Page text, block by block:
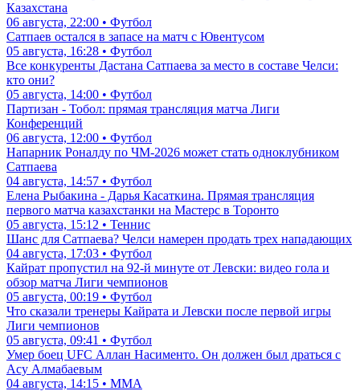
Казахстана
06 августа, 22:00 • Футбол
Сатпаев остался в запасе на матч с Ювентусом
05 августа, 16:28 • Футбол
Все конкуренты Дастана Сатпаева за место в составе Челси:
кто они?
05 августа, 14:00 • Футбол
Партизан - Тобол: прямая трансляция матча Лиги
Конференций
06 августа, 12:00 • Футбол
Напарник Роналду по ЧМ-2026 может стать одноклубником
Сатпаева
04 августа, 14:57 • Футбол
Елена Рыбакина - Дарья Касаткина. Прямая трансляция
первого матча казахстанки на Мастерс в Торонто
05 августа, 15:12 • Теннис
Шанс для Сатпаева? Челси намерен продать трех нападающих
04 августа, 17:03 • Футбол
Кайрат пропустил на 92-й минуте от Левски: видео гола и
обзор матча Лиги чемпионов
05 августа, 00:19 • Футбол
Что сказали тренеры Кайрата и Левски после первой игры
Лиги чемпионов
05 августа, 09:41 • Футбол
Умер боец UFC Аллан Насименто. Он должен был драться с
Асу Алмабаевым
04 августа, 14:15 • ММА